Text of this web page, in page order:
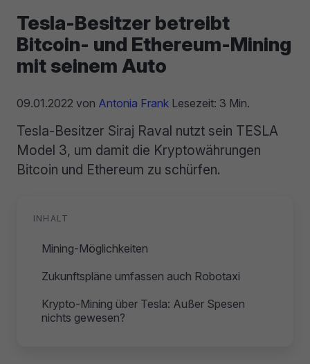
Tesla-Besitzer betreibt
Bitcoin- und Ethereum-Mining
mit seinem Auto
09.01.2022 von Antonia Frank Lesezeit: 3 Min.
Tesla-Besitzer Siraj Raval nutzt sein TESLA
Model 3, um damit die Kryptowährungen
Bitcoin und Ethereum zu schürfen.
INHALT
Mining-Möglichkeiten
Zukunftspläne umfassen auch Robotaxi
Krypto-Mining über Tesla: Außer Spesen
nichts gewesen?